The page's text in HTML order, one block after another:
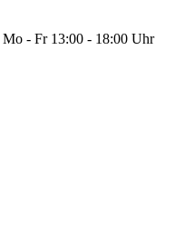
Mo - Fr 13:00 - 18:00 Uhr